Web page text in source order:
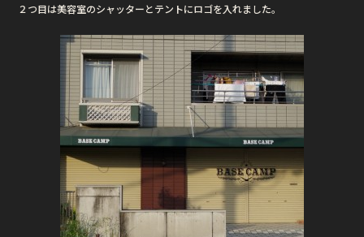
２つ目は美容室のシャッターとテントにロゴを入れました。